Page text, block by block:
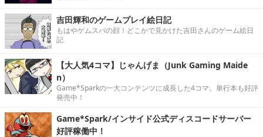
吉田輝和のゲームプレイ絵日記
もはやゲムスパの顔！どこかで見かけた吉田さんのゲーム絵日
記
【大人気4コマ】じゃんげま（Junk Gaming Maide
n）
Game*Sparkの一大コンテンツに成長した4コマ。単行本も好評
発売中！
Game*Spark/インサイド公式ディスコードサーバー
好評稼働中！